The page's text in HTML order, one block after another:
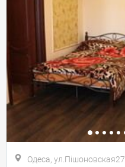
Одеса, ул.Пішоновская27